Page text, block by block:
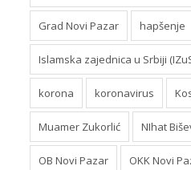
Grad Novi Pazar hapšenje
Islamska zajednica u Srbiji
korona koronavirus
Muamer Zukorlić NIhat
OB Novi Pazar OKK Novi